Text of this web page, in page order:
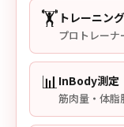
🏋️ トレーニング
プロトレーナ
📊 InBody測定
筋肉量・体脂